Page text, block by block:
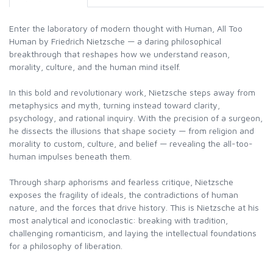
Enter the laboratory of modern thought with Human, All Too
Human by Friedrich Nietzsche — a daring philosophical
breakthrough that reshapes how we understand reason,
morality, culture, and the human mind itself.
In this bold and revolutionary work, Nietzsche steps away from
metaphysics and myth, turning instead toward clarity,
psychology, and rational inquiry. With the precision of a surgeon,
he dissects the illusions that shape society — from religion and
morality to custom, culture, and belief — revealing the all-too-
human impulses beneath them.
Through sharp aphorisms and fearless critique, Nietzsche
exposes the fragility of ideals, the contradictions of human
nature, and the forces that drive history. This is Nietzsche at his
most analytical and iconoclastic: breaking with tradition,
challenging romanticism, and laying the intellectual foundations
for a philosophy of liberation.